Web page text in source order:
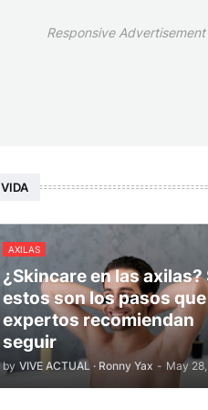
Responsive Advertisement
VIDA
AXILAS
¿Skincare en las axilas?
estos son los pasos que
expertos recomiendan
seguir
by VIVE ACTUAL · Ronny Yax - May